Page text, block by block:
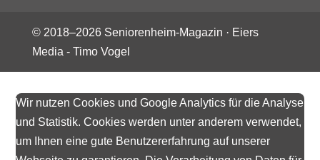
© 2018–2026Seniorenheim-Magazin · Eiers
Media - Timo Vogel
Wir nutzen Cookies und Google Analytics für die Analyse
und Statistik. Cookies werden unter anderem verwendet,
um Ihnen eine gute Benutzererfahrung auf unserer